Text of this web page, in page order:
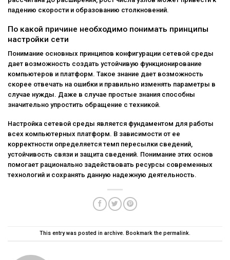
падению скорости и образованию столкновений.
По какой причине необходимо понимать принципы
настройки сети
Понимание основных принципов конфигурации сетевой среды
дает возможность создать устойчивую функционирование
компьютеров и платформ. Такое знание дает возможность
скорее отвечать на ошибки и правильно изменять параметры в
случае нужды. Даже в случае простые знания способны
значительно упростить обращение с техникой.
Настройка сетевой среды является фундаментом для работы
всех компьютерных платформ. В зависимости от ее
корректности определяется темп пересылки сведений,
устойчивость связи и защита сведений. Понимание этих основ
помогает рационально задействовать ресурсы современных
технологий и сохранять данную надежную деятельность.
This entry was posted in archive. Bookmark the permalink.